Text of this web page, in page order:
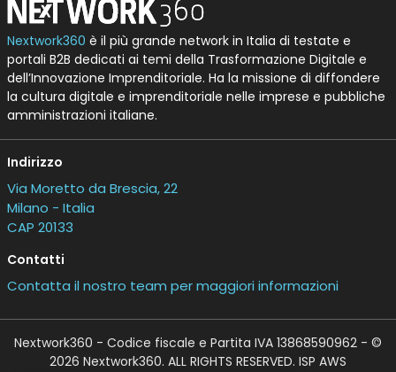
Nextwork360 è il più grande network in Italia di testate e
portali B2B dedicati ai temi della Trasformazione Digitale e
dell’Innovazione Imprenditoriale. Ha la missione di diffondere
la cultura digitale e imprenditoriale nelle imprese e pubbliche
amministrazioni italiane.
Indirizzo
Via Moretto da Brescia, 22
Milano - Italia
CAP 20133
Contatti
Contatta il nostro team per maggiori informazioni
Nextwork360 - Codice fiscale e Partita IVA 13868590962 - ©
2026 Nextwork360. ALL RIGHTS RESERVED. ISP AWS